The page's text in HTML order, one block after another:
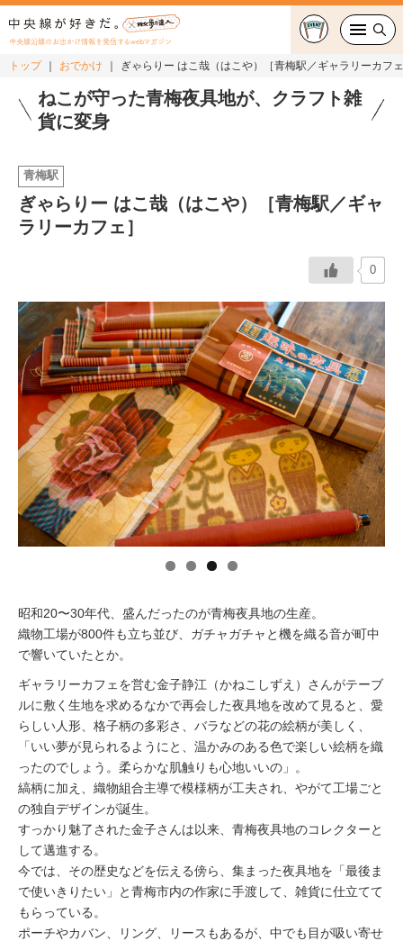
中央線沿線のお出かけ情報を発信するwebマガジン
グルメ・カフェ
スイーツ・テイクアウト
おでかけ
ショッピング
特集
連載
中央線フェス
イベント情報
おしらせ
駅から探す
トップ おでかけ ぎゃらりー はこ哉（はこや）［青梅駅／ギャラリーカフ
ねこが守った青梅夜具地が、クラフト雑
貨に変身
青梅駅
ぎゃらりー はこ哉（はこや）［青梅駅／ギャ
ラリーカフェ］
0
昭和20〜30年代、盛んだったのが青梅夜具地の生産。
織物工場が800件も立ち並び、ガチャガチャと機を織る音が町中
で響いていたとか。
ギャラリーカフェを営む金子静江（かねこしずえ）さんがテーブ
ルに敷く生地を求めるなかで再会した夜具地を改めて見ると、愛
らしい人形、格子柄の多彩さ、バラなどの花の絵柄が美しく、
「いい夢が見られるようにと、温かみのある色で楽しい絵柄を織
ったのでしょう。柔らかな肌触りも心地いいの」。
縞柄に加え、織物組合主導で模様柄が工夫され、やがて工場ごと
の独自デザインが誕生。
すっかり魅了された金子さんは以来、青梅夜具地のコレクターと
して邁進する。
今では、その歴史などを伝える傍ら、集まった夜具地を「最後ま
で使いきりたい」と青梅市内の作家に手渡して、雑貨に仕立てて
もらっている。
ポーチやカバン、リング、リースもあるが、中でも目が吸い寄せ